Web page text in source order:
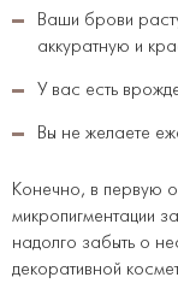
Ваши брови
аккуратную и
У вас есть
Вы не желаете
Конечно, в первую
микропигментации
надолго забыть о
декоративной